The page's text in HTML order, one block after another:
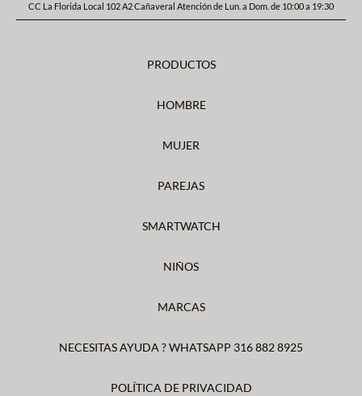
CC La Florida Local 102 A2 Cañaveral Atención de Lun. a Dom. de 10:00 a 19:30
PRODUCTOS
HOMBRE
MUJER
PAREJAS
SMARTWATCH
NIÑOS
MARCAS
NECESITAS AYUDA ? WHATSAPP 316 882 8925
POLÍTICA DE PRIVACIDAD